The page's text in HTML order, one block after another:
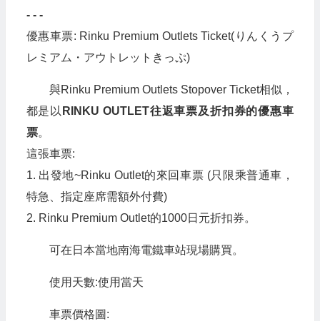
- - -
優惠車票: Rinku Premium Outlets Ticket(りんくうプ
レミアム・アウトレットきっぷ)
與Rinku Premium Outlets Stopover Ticket相似，
都是以 RINKU OUTLET往返車票及折扣券的優惠車
票。
這張車票:
1. 出發地~Rinku Outlet的來回車票 (只限乘普通車，
特急、指定座席需額外付費)
2. Rinku Premium Outlet的1000日元折扣券。
可在日本當地南海電鐵車站現場購買。
使用天數:使用當天
車票價格圖: